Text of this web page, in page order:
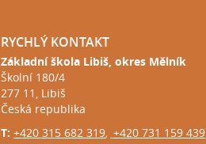
RYCHLÝ KONTAKT
Základní škola Libiš, okres Mělník
Školní 180/4
277 11, Libiš
Česká republika
T:+420 315 682 319, +420 731 159 439